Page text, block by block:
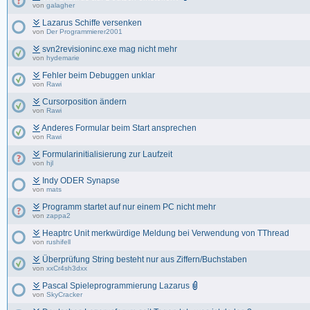
von galagher
Lazarus Schiffe versenken
von Der Programmierer2001
svn2revisioninc.exe mag nicht mehr
von hydemarie
Fehler beim Debuggen unklar
von Rawi
Cursorposition ändern
von Rawi
Anderes Formular beim Start ansprechen
von Rawi
Formularinitialisierung zur Laufzeit
von hjl
Indy ODER Synapse
von mats
Programm startet auf nur einem PC nicht mehr
von zappa2
Heaptrc Unit merkwürdige Meldung bei Verwendung von TThread
von rushifell
Überprüfung String besteht nur aus Ziffern/Buchstaben
von xxCr4sh3dxx
Pascal Spieleprogrammierung Lazarus
von SkyCracker